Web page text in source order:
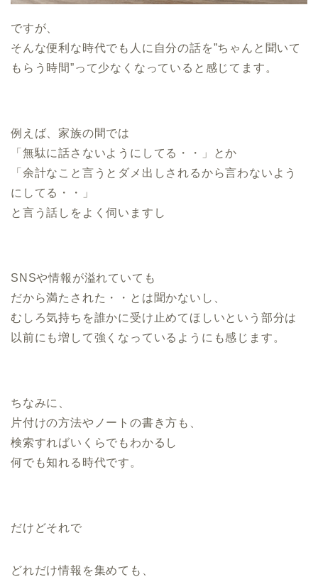
ですが、
そんな便利な時代でも人に自分の話を”ちゃんと聞いて
もらう時間”って少なくなっていると感じてます。
例えば、家族の間では
「無駄に話さないようにしてる・・」とか
「余計なこと言うとダメ出しされるから言わないよう
にしてる・・」
と言う話しをよく伺いますし
SNSや情報が溢れていても
だから満たされた・・とは聞かないし、
むしろ気持ちを誰かに受け止めてほしいという部分は
以前にも増して強くなっているようにも感じます。
ちなみに、
片付けの方法やノートの書き方も、
検索すればいくらでもわかるし
何でも知れる時代です。
だけどそれで
どれだけ情報を集めても、